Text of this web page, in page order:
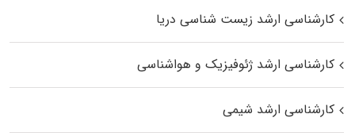
کارشناسی ارشد زیست‌ شناسی دریا
کارشناسی ارشد ژئوفیزیک و هواشناسی
کارشناسی ارشد شیمی